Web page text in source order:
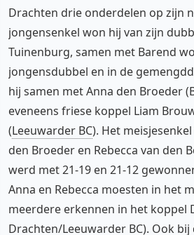
Drachten drie onderdelen op zijn
jongensenkel won hij van zijn
Tuinenburg, samen met Barend
jongensdubbel en in de
hij samen met Anna den Broeder
eveneens friese koppel Liam
(Leeuwarder BC). Het
den Broeder en Rebecca van den
werd met 21-19 en 21-12
Anna en Rebecca moesten in het
meerdere erkennen in het koppel
Drachten/Leeuwarder BC). Ook